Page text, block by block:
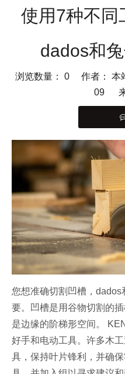
使用7种不同
dados和
浏览数量： 0作者： 本
09 来
您想准确切割凹槽，
要。凹槽是用谷物切割的
是边缘的阶梯形空间。
好手和电动工具。许多木
具，保持叶片锋利，并确